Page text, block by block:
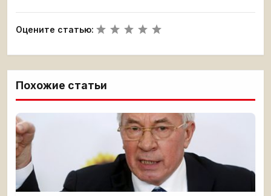
Оцените статью:
Похожие статьи